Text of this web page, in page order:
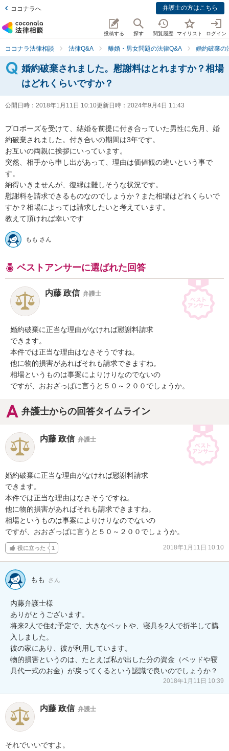
ココナラへ 弁護士の方はこちら
投稿する 探す 閲覧履歴 マイリスト ログイン
ココナラ法律相談 法律Q&A 離婚・男女問題の法律Q&A 婚約破棄の
婚約破棄されました。慰謝料はとれますか？相場
はどれくらいですか？
公開日時： 2018年1月11日 10:10更新日時： 2024年9月4日 11:43
プロポーズを受けて、結婚を前提に付き合っていた男性に先月、婚
約破棄されました。付き合いの期間は3年です。
お互いの両親に挨拶にいっています。
突然、相手から申し出があって、理由は価値観の違いという事で
す。
納得いきませんが、復縁は難しそうな状況です。
慰謝料を請求できるものなのでしょうか？また相場はどれくらいで
すか？相場によっては請求したいと考えています。
もも さん
ベストアンサーに選ばれた回答
内藤 政信 弁護士
婚約破棄に正当な理由がなければ慰謝料請求
できます。
本件では正当な理由はなさそうですね。
他に物的損害があればそれも請求できますね。
相場というものは事案によりけりなのでないの
ですが、おおざっぱに言うと５０～２００でしょうか。
弁護士からの回答タイムライン
内藤 政信 弁護士
婚約破棄に正当な理由がなければ慰謝料請求
できます。
本件では正当な理由はなさそうですね。
他に物的損害があればそれも請求できますね。
相場というものは事案によりけりなのでないの
ですが、おおざっぱに言うと５０～２００でしょうか。
役に立った 1 2018年1月11日 10:10
もも さん
内藤弁護士様
ありがとうございます。
将来2人で住む予定で、大きなベットや、寝具を2人で折半して購
入しました。
彼の家にあり、彼が利用しています。
物的損害というのは、たとえば私が出した分の資金（ベッドや寝
具代一式のお金）が戻ってくるという認識で良いのでしょうか？
2018年1月11日 10:39
内藤 政信 弁護士
それでいいですよ。